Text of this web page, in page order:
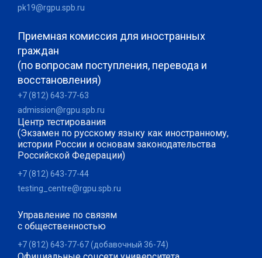
pk19@rgpu.spb.ru
Приемная комиссия для иностранных
граждан
(по вопросам поступления, перевода и
восстановления)
+7 (812) 643-77-63
admission@rgpu.spb.ru
Центр тестирования
(Экзамен по русскому языку как иностранному,
истории России и основам законодательства
Российской Федерации)
+7 (812) 643-77-44
testing_centre@rgpu.spb.ru
Управление по связям
с общественностью
+7 (812) 643-77-67 (добавочный 36-74)